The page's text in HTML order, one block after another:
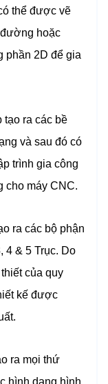
thể được vẽ
hoặc
phần 2D để gia
tạo ra các bề
và sau đó có
trình gia công
cho máy CNC.
ra các bộ phận
4 & 5 Trục. Do
của quy
kế được
ra mọi thứ